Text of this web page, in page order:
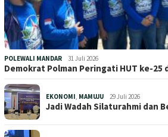
POLEWALI MANDAR 31 Juli 2026
Demokrat Polman Peringati HUT ke-
EKONOMI, MAMUJU 29 Juli 2026
Jadi Wadah Silaturahmi dan